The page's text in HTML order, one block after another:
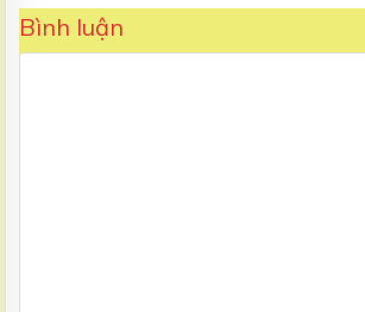
Bình luận